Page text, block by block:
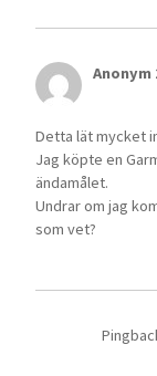
Anonym
Detta lät mycket
Jag köpte en
ändamålet.
Undrar om jag
som vet?